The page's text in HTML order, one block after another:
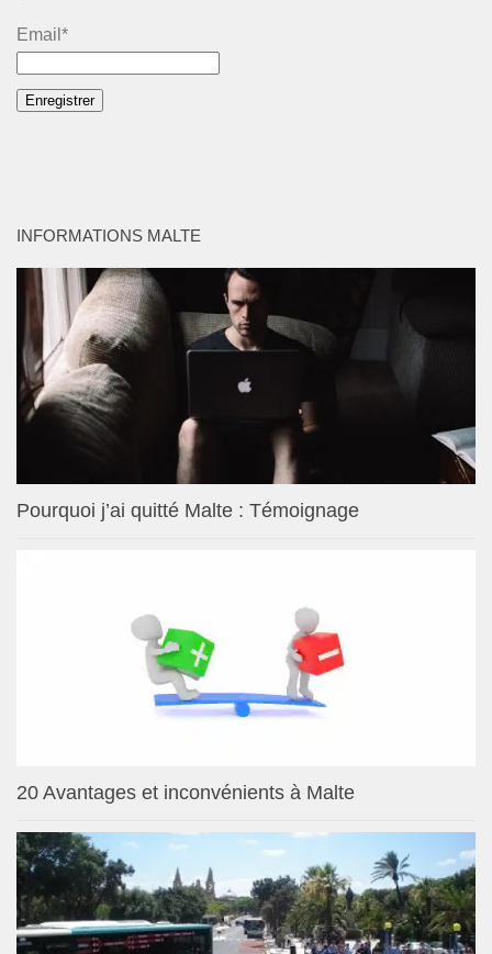
Email*
INFORMATIONS MALTE
Pourquoi j’ai quitté Malte : Témoignage
20 Avantages et inconvénients à Malte